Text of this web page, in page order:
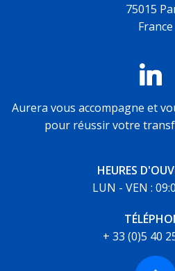
75015
France
Aurera vous accompagne et
pour réussir votre
HEURES
LUN - VEN :
+ 33 (0)5 40